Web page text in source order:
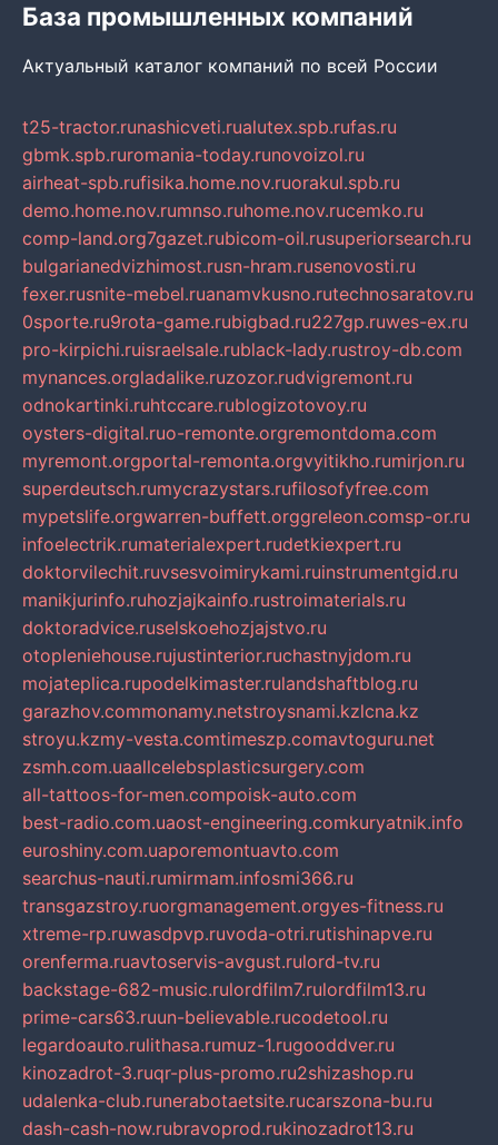
База промышленных компаний
Актуальный каталог компаний по всей России
t25-tractor.runashicveti.rualutex.spb.rufas.ru
gbmk.spb.ruromania-today.runovoizol.ru
airheat-spb.rufisika.home.nov.ruorakul.spb.ru
demo.home.nov.rumnso.ruhome.nov.rucemko.ru
comp-land.org7gazet.rubicom-oil.rusuperiorsearch.ru
bulgarianedvizhimost.rusn-hram.rusenovosti.ru
fexer.rusnite-mebel.ruanamvkusno.rutechnosaratov.ru
0sporte.ru9rota-game.rubigbad.ru227gp.ruwes-ex.ru
pro-kirpichi.ruisraelsale.rublack-lady.rustroy-db.com
mynances.orgladalike.ruzozor.rudvigremont.ru
odnokartinki.ruhtccare.rublogizotovoy.ru
oysters-digital.ruo-remonte.orgremontdoma.com
myremont.orgportal-remonta.orgvyitikho.rumirjon.ru
superdeutsch.rumycrazystars.rufilosofyfree.com
mypetslife.orgwarren-buffett.orggreleon.comsp-or.ru
infoelectrik.rumaterialexpert.rudetkiexpert.ru
doktorvilechit.ruvsesvoimirykami.ruinstrumentgid.ru
manikjurinfo.ruhozjajkainfo.rustroimaterials.ru
doktoradvice.ruselskoehozjajstvo.ru
otopleniehouse.rujustinterior.ruchastnyjdom.ru
mojateplica.rupodelkimaster.rulandshaftblog.ru
garazhov.commonamy.netstroysnami.kzlcna.kz
stroyu.kzmy-vesta.comtimeszp.comavtoguru.net
zsmh.com.uaallcelebsplasticsurgery.com
all-tattoos-for-men.compoisk-auto.com
best-radio.com.uaost-engineering.comkuryatnik.info
euroshiny.com.uaporemontuavto.com
searchus-nauti.rumirmam.infosmi366.ru
transgazstroy.ruorgmanagement.orgyes-fitness.ru
xtreme-rp.ruwasdpvp.ruvoda-otri.rutishinapve.ru
orenferma.ruavtoservis-avgust.rulord-tv.ru
backstage-682-music.rulordfilm7.rulordfilm13.ru
prime-cars63.ruun-believable.rucodetool.ru
legardoauto.rulithasa.rumuz-1.rugooddver.ru
kinozadrot-3.ruqr-plus-promo.ru2shizashop.ru
udalenka-club.runerabotaetsite.rucarszona-bu.ru
dash-cash-now.rubravoprod.rukinozadrot13.ru